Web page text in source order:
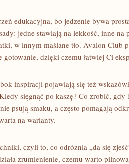
edukacyjna, bo jedzenie bywa
jedne stawiają na lekkość, inne na
w innym maślane tło. Avalon Club
gotowanie, dzięki czemu łatwiej Ci
inspiracji pojawiają się też
sięgnąć po kaszę? Co zrobić, gdy
psują smaku, a często pomagają
na warianty.
czyli to, co odróżnia „da się
zrumienienie, czemu warto